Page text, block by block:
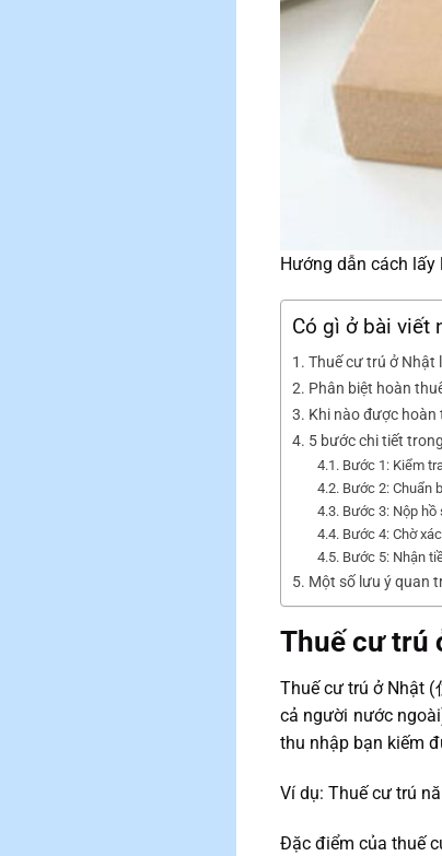
Hướng dẫn cách lấy
Có gì ở bài viết
Thuế cư trú ở Nhật
Phân biệt hoàn
Khi nào được
5 bước chi tiết
Bước 1: Kiểm
Bước 2: Chuẩn
Bước 3: Nộp
Bước 4: Chờ
Bước 5: Nhận
Một số lưu ý quan
Thuế cư trú
Thuế cư trú ở Nhật
cả người nước
thu nhập bạn kiếm
Ví dụ: Thuế cư trú
Đặc điểm của thuế